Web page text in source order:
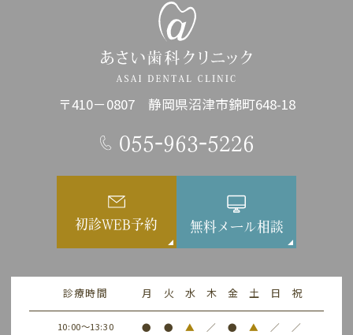
〒410－0807 静岡県沼津市錦町648-18
055-963-5226
初診WEB予約 無料メール相談
診療時間 月 火 水 木 金 土 日 祝
10:00～13:30 ● ● ▲ ／ ● ▲ ／ ／